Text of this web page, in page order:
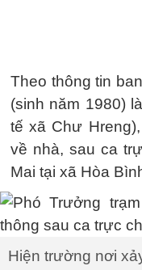
Theo thông tin
(sinh năm 1980)
tế xã Chư
về nhà, sau ca
Mai tại xã Hòa
Hiện trường nơi